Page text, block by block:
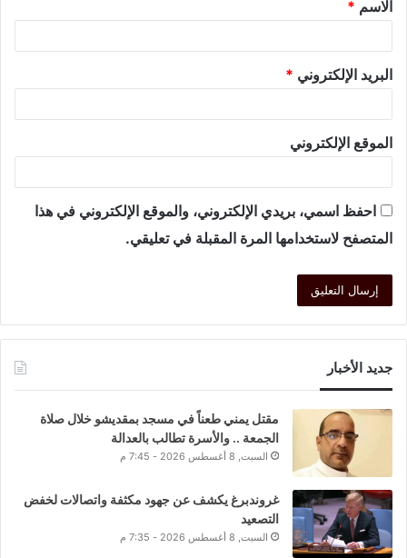
الاسم *
البريد الإلكتروني *
الموقع الإلكتروني
احفظ اسمي، بريدي الإلكتروني، والموقع الإلكتروني في هذا
المتصفح لاستخدامها المرة المقبلة في تعليقي.
جديد الأخبار
مقتل يمني طعناً في مسجد بمقديشو خلال صلاة
الجمعة .. والأسرة تطالب بالعدالة
السبت, 8 أغسطس 2026 - 7:45 م
غروندبرغ يكشف عن جهود مكثفة واتصالات لخفض
التصعيد
السبت, 8 أغسطس 2026 - 7:35 م